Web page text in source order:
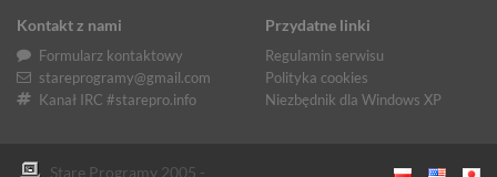
Kontakt z nami
Formularz kontaktowy
stareprogramy@gmail.com
Kanał IRC #starepro.info
Przydatne linki
Regulamin serwisu
Polityka cookies
Niezbędnik dla Windows XP
Stare Programy 2005 -